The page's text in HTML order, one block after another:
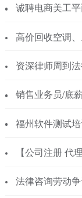
诚聘电商美工
高价回收空调
资深律师周到
销售业务员/底
【公司注册 代
法律咨询劳动